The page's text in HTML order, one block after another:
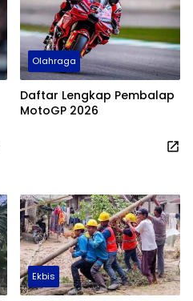
Olahraga
Daftar Lengkap Pembalap
MotoGP 2026
Ekbis